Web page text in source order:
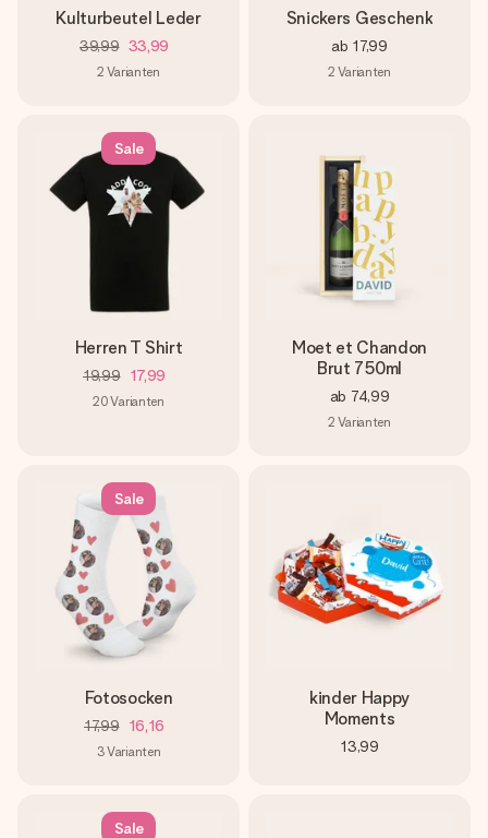
Kulturbeutel Leder
39,99 33,99
2 Varianten
Snickers Geschenk
ab 17,99
2 Varianten
Sale
Herren T Shirt
19,99 17,99
20Varianten
Moet et Chandon
Brut 750ml
ab 74,99
2 Varianten
Sale
Fotosocken
17,99 16,16
3Varianten
kinder Happy
Moments
13,99
Sale